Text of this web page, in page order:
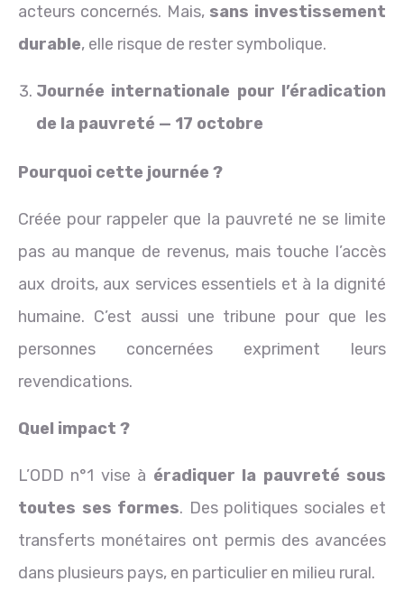
acteurs concernés. Mais, sans investissement
durable, elle risque de rester symbolique.
Journée internationale pour l’éradication
de la pauvreté — 17 octobre
Pourquoi cette journée ?
Créée pour rappeler que la pauvreté ne se limite
pas au manque de revenus, mais touche l’accès
aux droits, aux services essentiels et à la dignité
humaine. C’est aussi une tribune pour que les
personnes concernées expriment leurs
revendications.
Quel impact ?
L’ODD n°1 vise à éradiquer la pauvreté sous
toutes ses formes. Des politiques sociales et
transferts monétaires ont permis des avancées
dans plusieurs pays, en particulier en milieu rural.